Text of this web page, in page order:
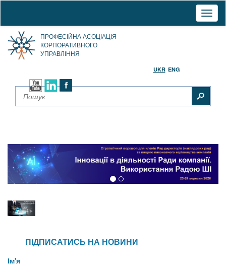
ПРОФЕСІЙНА АСОЦІАЦІЯ
КОРПОРАТИВНОГО
УПРАВЛІННЯ
UKR ENG
ПІДПИСАТИСЬ НА НОВИНИ
Ім'я